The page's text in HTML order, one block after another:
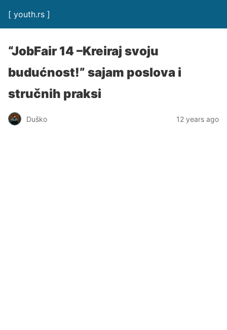
[ youth.rs ]
“JobFair 14 –Kreiraj svoju
budućnost!” sajam poslova i
stručnih praksi
Duško 12 years ago